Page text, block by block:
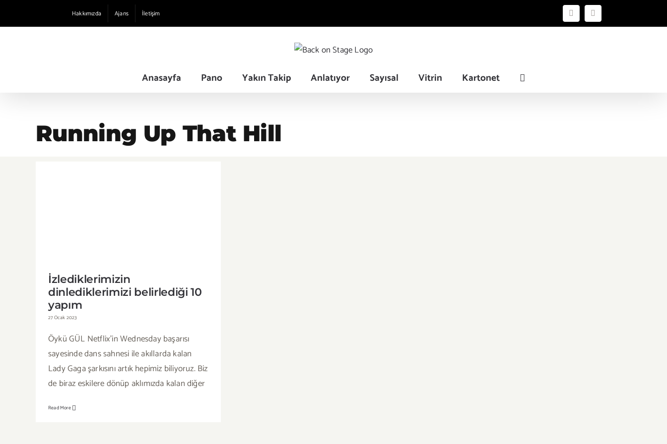
Hakkımızda Ajans İletişim InstagramYouTube
Anasayfa Pano Yakın Takip Anlatıyor Sayısal Vitrin Kartonet
Running Up That Hill
İzlediklerimizin
dinlediklerimizi belirlediği 10
yapım
27 Ocak 2023
Öykü GÜL Netflix’in Wednesday başarısı
sayesinde dans sahnesi ile akıllarda kalan
Lady Gaga şarkısını artık hepimiz biliyoruz. Biz
de biraz eskilere dönüp aklımızda kalan diğer
Read More